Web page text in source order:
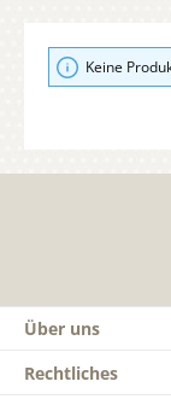
Keine
Über uns
Rechtliches